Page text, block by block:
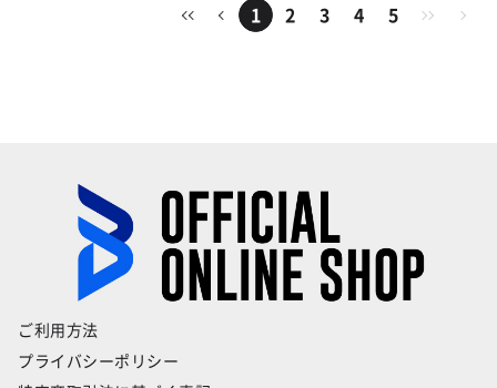
1 2 3 4 5
ご利用方法
プライバシーポリシー